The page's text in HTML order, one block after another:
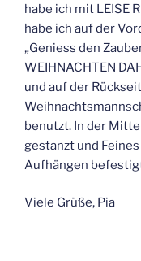
habe ich mit LEISE
habe ich auf der
„Geniess den
WEIHNACHTEN
und auf der
benutzt. In der
gestanzt und
Aufhängen
Viele Grüße, Pia